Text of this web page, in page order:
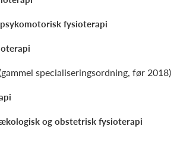
fysioterapi
specialiseringsordning, før 2018)
og obstetrisk fysioterapi